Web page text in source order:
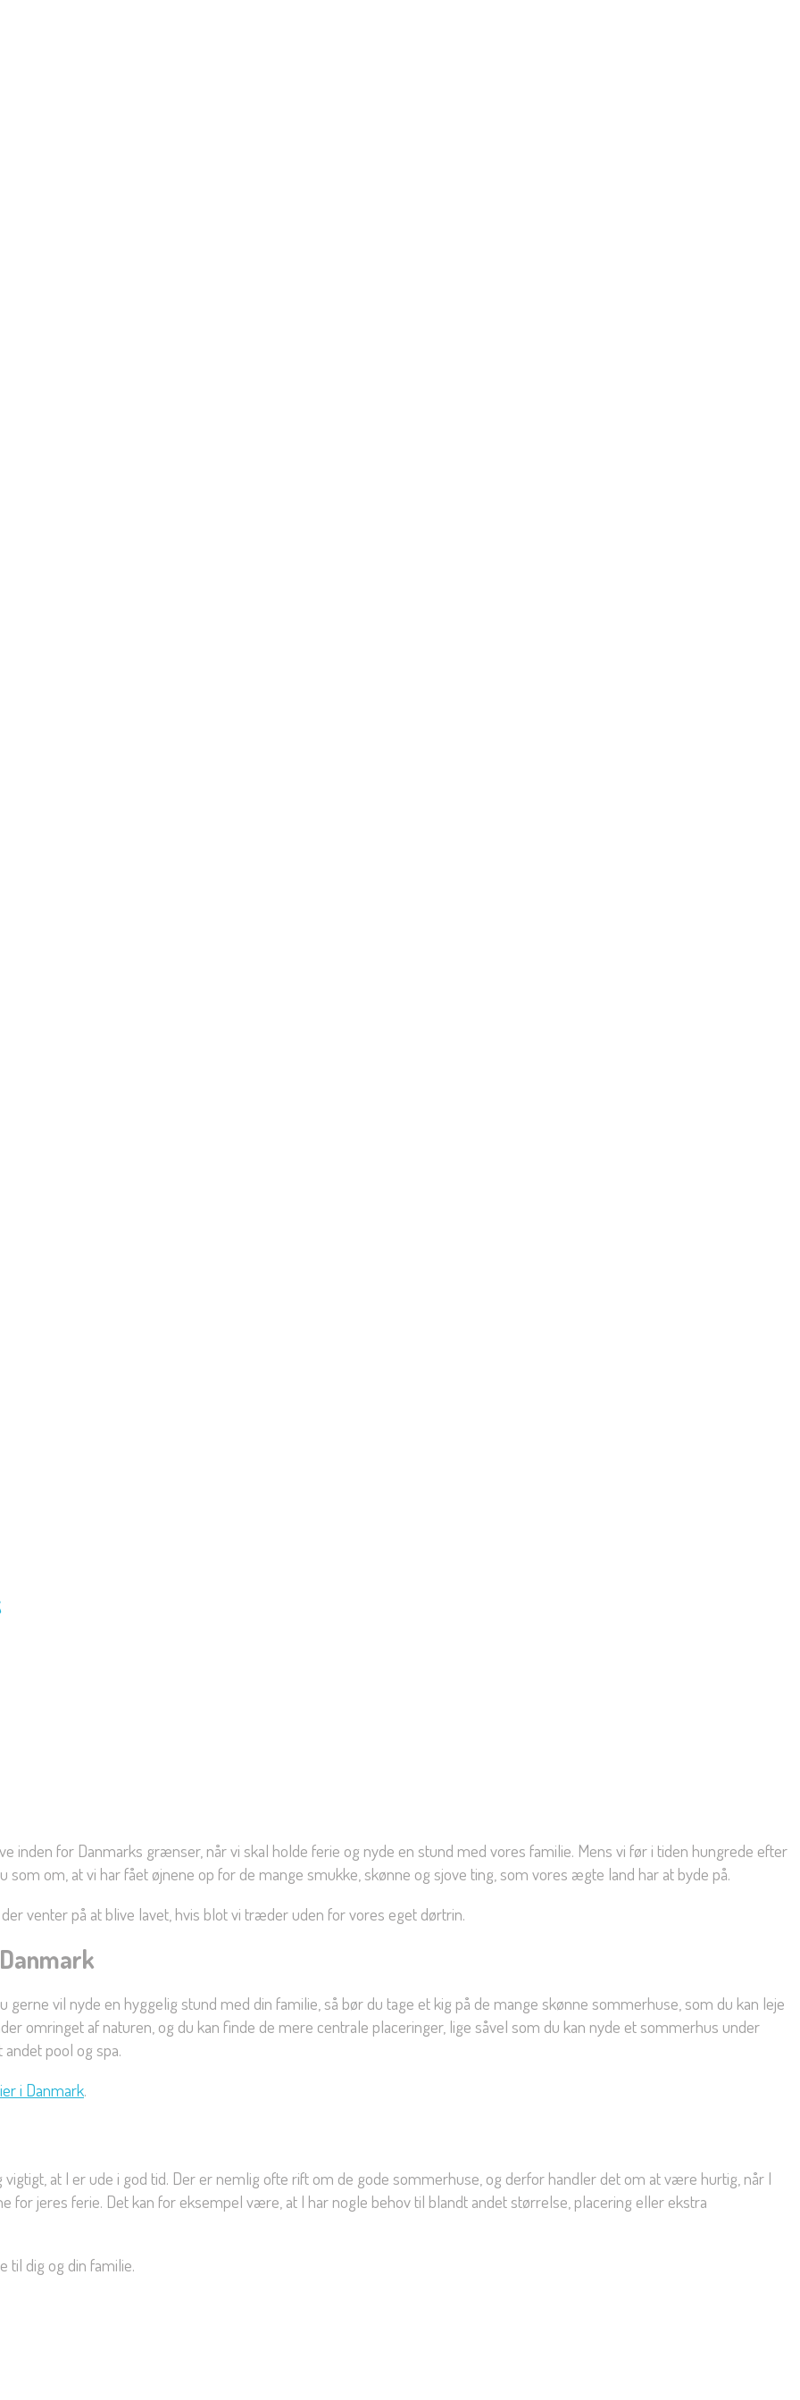
inden for Danmarks grænser, når vi skal holde ferie og nyde en stund med vores familie. Mens vi før i tiden hungrede efter
om, at vi har fået øjnene op for de mange smukke, skønne og sjove ting, som vores ægte land har at byde på.
venter på at blive lavet, hvis blot vi træder uden for vores eget dørtrin.
gerne vil nyde en hyggelig stund med din familie, så bør du tage et kig på de mange skønne sommerhuse, som du kan leje
omringet af naturen, og du kan finde de mere centrale placeringer, lige såvel som du kan nyde et sommerhus under
pool og spa.
i Danmark.
at I er ude i god tid. Der er nemlig ofte rift om de gode sommerhuse, og derfor handler det om at være hurtig, når I
for jeres ferie. Det kan for eksempel være, at I har nogle behov til blandt andet størrelse, placering eller ekstra
til dig og din familie.